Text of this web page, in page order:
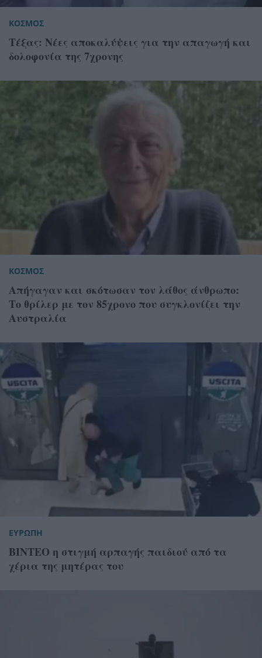
ΚΟΣΜΟΣ
Τέξας: Νέες αποκαλύψεις για την απαγωγή και
δολοφονία της 7χρονης
ΚΟΣΜΟΣ
Απήγαγαν και σκότωσαν τον λάθος άνθρωπο:
Το θρίλερ με τον 85χρονο που συγκλονίζει την
Αυστραλία
ΕΥΡΩΠΗ
ΒΙΝΤΕΟ η στιγμή αρπαγής παιδιού από τα
χέρια της μητέρας του